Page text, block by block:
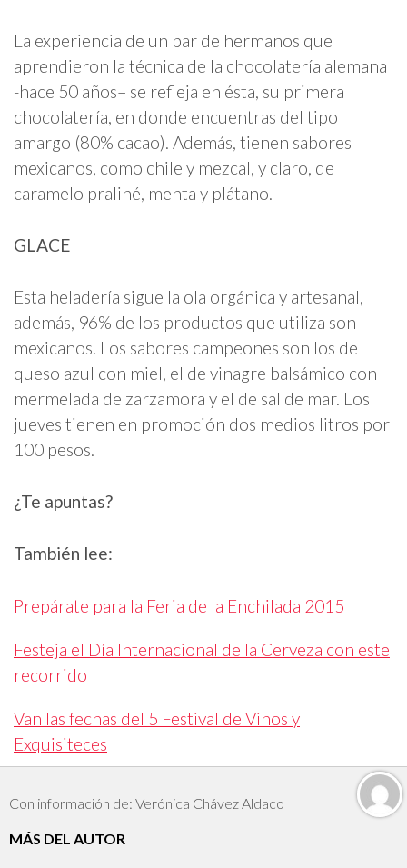
La experiencia de un par de hermanos que
aprendieron la técnica de la chocolatería alemana
-hace 50 años– se refleja en ésta, su primera
chocolatería, en donde encuentras del tipo
amargo (80% cacao). Además, tienen sabores
mexicanos, como chile y mezcal, y claro, de
caramelo praliné, menta y plátano.
GLACE
Esta heladería sigue la ola orgánica y artesanal,
además, 96% de los productos que utiliza son
mexicanos. Los sabores campeones son los de
queso azul con miel, el de vinagre balsámico con
mermelada de zarzamora y el de sal de mar. Los
jueves tienen en promoción dos medios litros por
100 pesos.
¿Te apuntas?
También lee:
Prepárate para la Feria de la Enchilada 2015
Festeja el Día Internacional de la Cerveza con este
recorrido
Van las fechas del 5 Festival de Vinos y
Exquisiteces
Con información de: Verónica Chávez Aldaco
MÁS DEL AUTOR